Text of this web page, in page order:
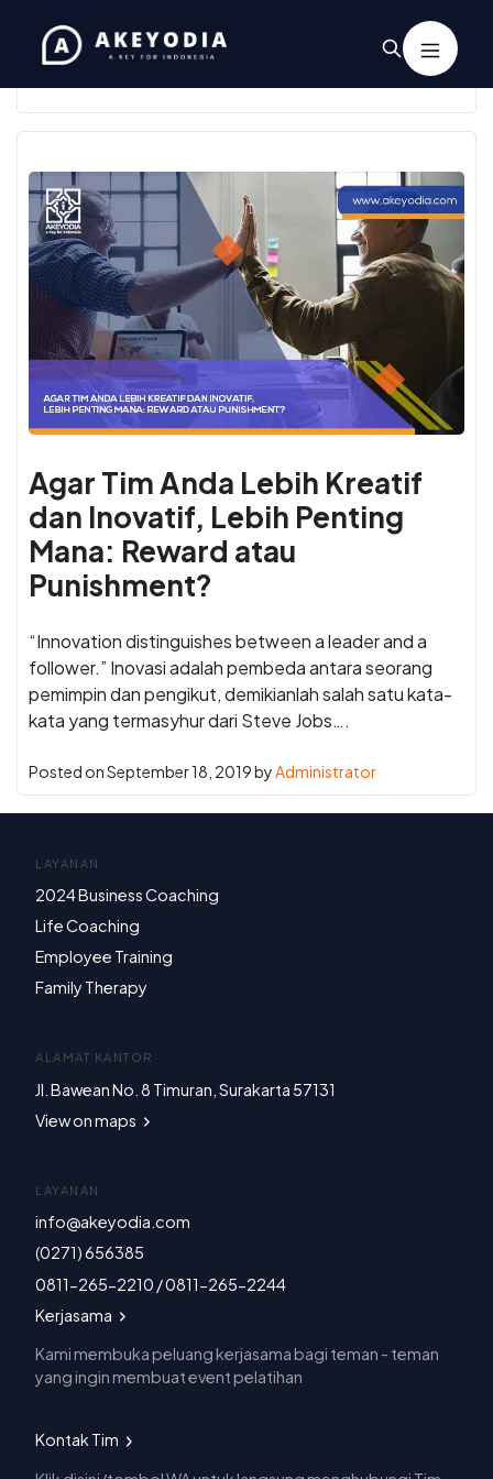
Tag:tim baik
Agar Tim Anda Lebih Kreatif
dan Inovatif, Lebih Penting
Mana: Reward atau
Punishment?
“Innovation distinguishes between a leader and a
follower.” Inovasi adalah pembeda antara seorang
pemimpin dan pengikut, demikianlah salah satu kata-
kata yang termasyhur dari Steve Jobs….
Posted onSeptember 18, 2019by Administrator
LAYANAN
2024 Business Coaching
Life Coaching
Employee Training
Family Therapy
ALAMAT KANTOR
Jl. Bawean No. 8 Timuran, Surakarta 57131
View on maps
LAYANAN
info@akeyodia.com
(0271) 656385
0811-265-2210 / 0811-265-2244
Kerjasama
Kami membuka peluang kerjasama bagi teman - teman
yang ingin membuat event pelatihan
Kontak Tim